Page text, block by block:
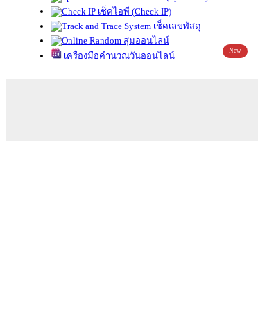
เช็คไอพี (Check IP)
เช็คเลขพัสดุ
สุ่มออนไลน์
เครื่องมือคำนวณวันออนไลน์
New